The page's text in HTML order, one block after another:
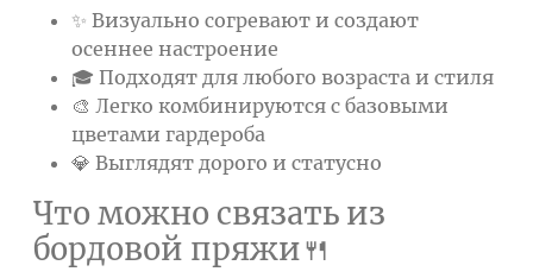
✨ Визуально согревают и создают
осеннее настроение
🎓 Подходят для любого возраста и стиля
🎨 Легко комбинируются с базовыми
цветами гардероба
💎 Выглядят дорого и статусно
Что можно связать из
бордовой пряжи🍴